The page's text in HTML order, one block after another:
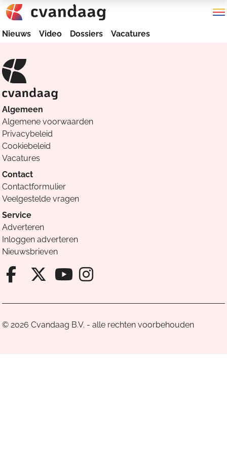
Nieuws Video Dossiers Vacatures
Algemeen
Algemene voorwaarden
Privacybeleid
Cookiebeleid
Vacatures
Contact
Contactformulier
Veelgestelde vragen
Service
Adverteren
Inloggen adverteren
Nieuwsbrieven
Facebook van Cvandaag
X van Cvandaag
Instagram van
© 2026 Cvandaag B.V. - alle rechten voorbehouden